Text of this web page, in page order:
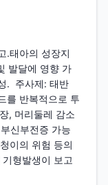
.태아의 성장지
발달에 영향 가
.  주사제: 태반
를 반복적으로 투
, 머리둘레 감소
신부전증 가능
이의 위험 등의
형발생이 보고